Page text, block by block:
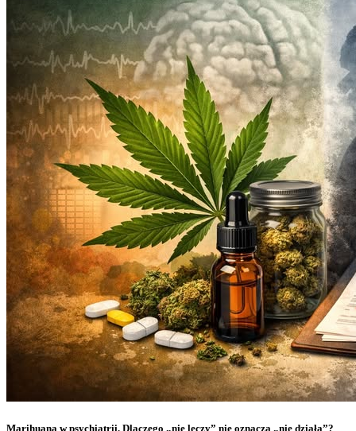
Marihuana w psychiatrii. Dlaczego „nie leczy” nie oznacza „nie działa”?